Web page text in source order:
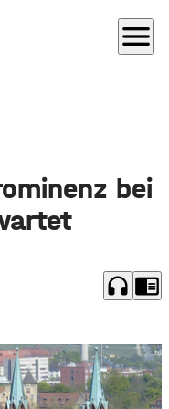
menu
bei
headphones chrome_reader_mode